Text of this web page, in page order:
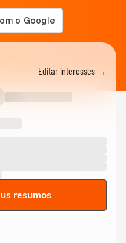
Editar interesses →
resumos